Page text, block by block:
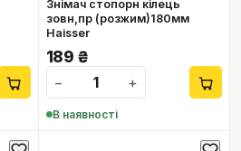
Знімач стопорн кілeць
зовн,пр (розжим)180мм
Haisser
189 ₴
−
+
В наявності